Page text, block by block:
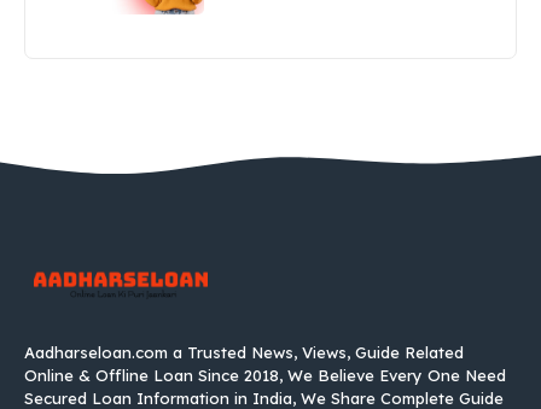
Aadharseloan.com a Trusted News, Views, Guide Related
Online & Offline Loan Since 2018, We Believe Every One Need
Secured Loan Information in India, We Share Complete Guide